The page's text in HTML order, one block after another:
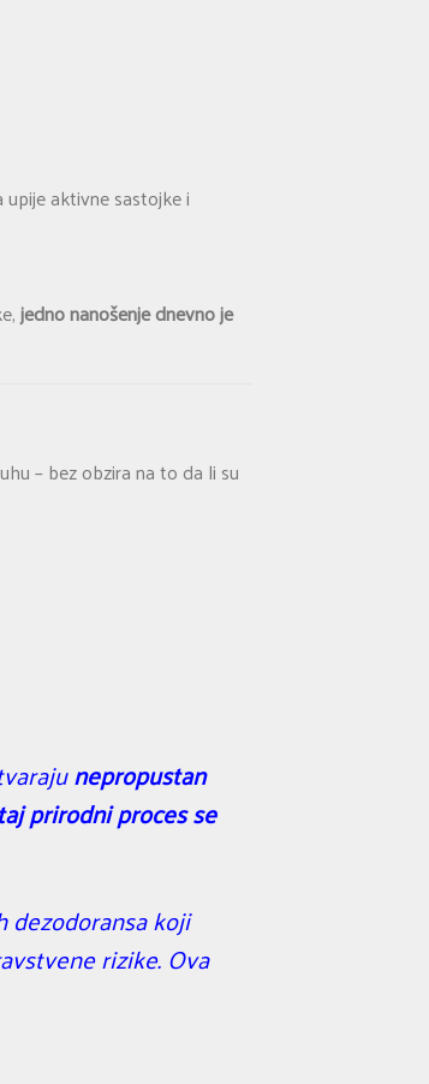
aktivne sastojke i
jedno nanošenje dnevno je
– bez obzira na to da li su
nepropustan
taj prirodni proces se
dezodoransa koji
rizike. Ova